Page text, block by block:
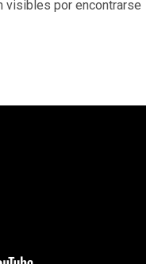
visibles por encontrarse